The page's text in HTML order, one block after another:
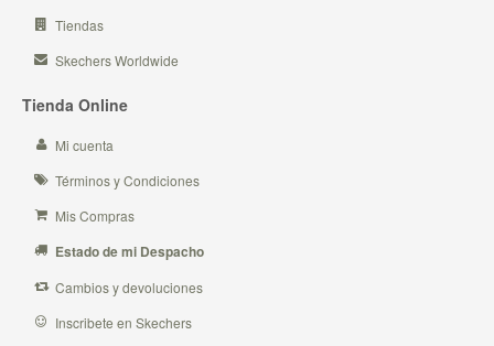
Tiendas
Skechers Worldwide
Tienda Online
Mi cuenta
Términos y Condiciones
Mis Compras
Estado de mi Despacho
Cambios y devoluciones
Inscribete en Skechers